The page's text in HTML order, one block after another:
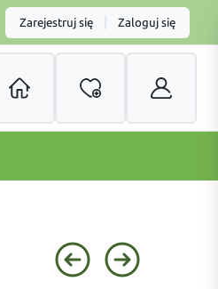
Zarejestruj się Zaloguj się